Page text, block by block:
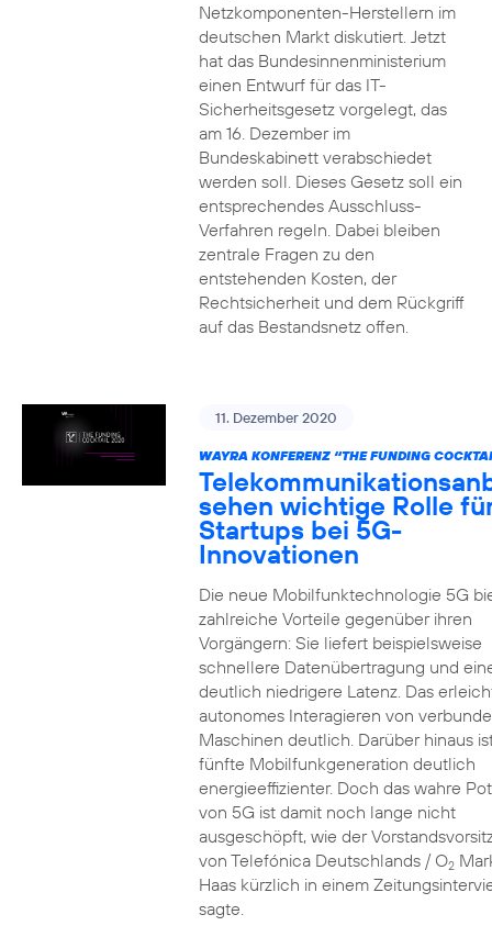
Netzkomponenten-Herstellern im
deutschen Markt diskutiert. Jetzt
hat das Bundesinnenministerium
einen Entwurf für das IT-
Sicherheitsgesetz vorgelegt, das
am 16. Dezember im
Bundeskabinett verabschiedet
werden soll. Dieses Gesetz soll ein
entsprechendes Ausschluss-
Verfahren regeln. Dabei bleiben
zentrale Fragen zu den
entstehenden Kosten, der
Rechtsicherheit und dem Rückgriff
auf das Bestandsnetz offen.
11. Dezember 2020
WAYRA KONFERENZ “THE FUNDING
sehen wichtige Rolle
Startups bei 5G-
Innovationen
Die neue Mobilfunktechnologie 5G
zahlreiche Vorteile gegenüber ihren
Vorgängern: Sie liefert beispielsweise
schnellere Datenübertragung und
deutlich niedrigere Latenz. Das
autonomes Interagieren von
Maschinen deutlich. Darüber hinaus
fünfte Mobilfunkgeneration deutlich
energieeffizienter. Doch das wahre
von 5G ist damit noch lange nicht
ausgeschöpft, wie der
von Telefónica Deutschlands / O2
Haas kürzlich in einem
sagte.